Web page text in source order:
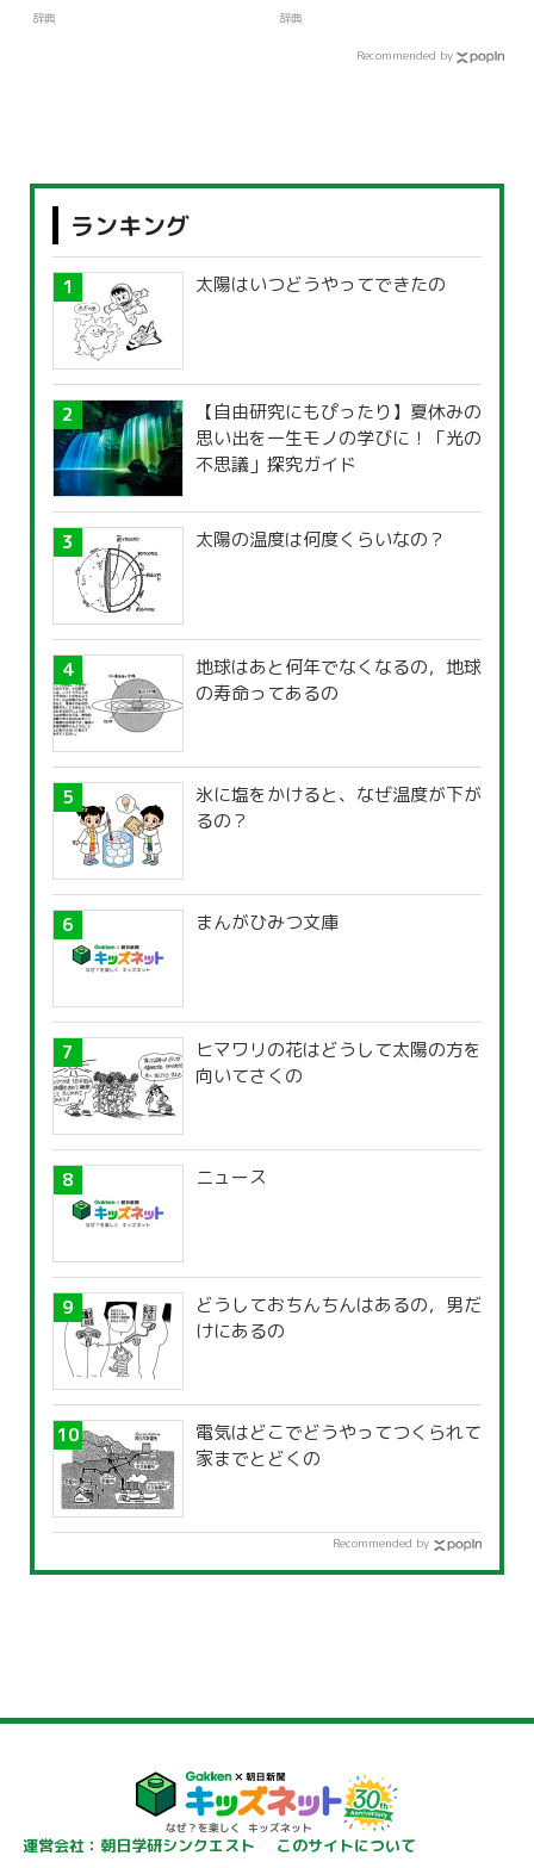
辞典 辞典
Recommended by
ランキング
太陽はいつどうやってできたの
【自由研究にもぴったり】夏休みの
思い出を一生モノの学びに！「光の
不思議」探究ガイド
太陽の温度は何度くらいなの？
地球はあと何年でなくなるの，地球
の寿命ってあるの
氷に塩をかけると、なぜ温度が下が
るの？
まんがひみつ文庫
ヒマワリの花はどうして太陽の方を
向いてさくの
ニュース
どうしておちんちんはあるの，男だ
けにあるの
電気はどこでどうやってつくられて
家までとどくの
Recommended by
運営会社：朝日学研シンクエスト このサイトについて